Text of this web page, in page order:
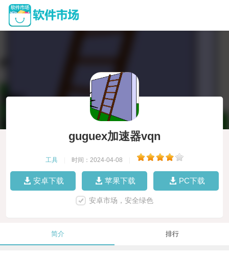
guguex加速器vqn
工具 时间：2024-04-08
安卓下载 苹果下载 PC下载
安卓市场，安全绿色
简介 排行